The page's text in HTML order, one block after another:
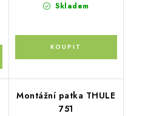
Skladem
Montážní patka THULE
751